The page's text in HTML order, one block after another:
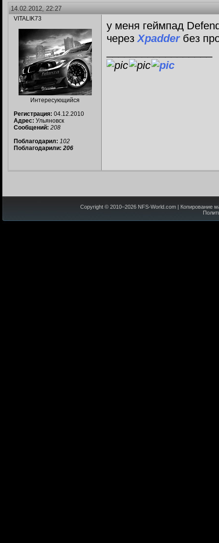
14.02.2012, 22:27
VITALIK73
Интересующийся
Регистрация: 04.12.2010
Адрес: Ульяновск
Сообщений: 208
Поблагодарил: 102
Поблагодарили: 206
у меня геймпад
черезXpadderбез
Copyright © 2010–2026 NFS-World.com | Копирование